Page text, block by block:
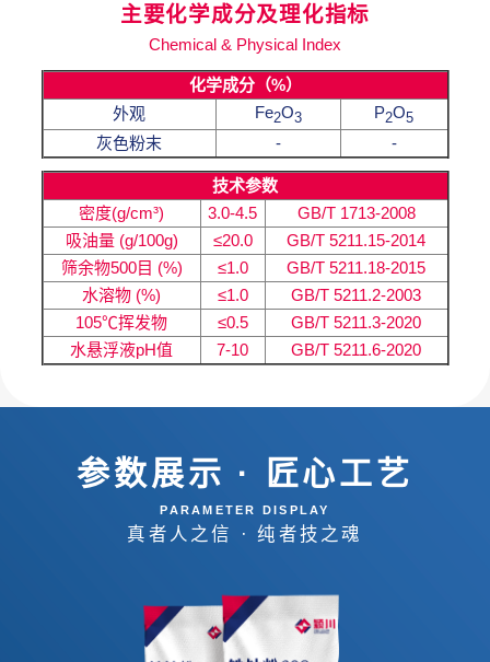
主要化学成分及理化指标
Chemical & Physical Index
化学成分（%）
外观
Fe2O3 P2O5
灰色粉末 - -
技术参数
密度(g/cm³)
3.0-4.5
GB/T 1713-2008
吸油量 (g/100g)
≤20.0
GB/T 5211.15-2014
筛余物500目 (%)
≤1.0
GB/T 5211.18-2015
水溶物 (%)
≤1.0
GB/T 5211.2-2003
105℃挥发物
≤0.5
GB/T 5211.3-2020
水悬浮液pH值
7-10 GB/T 5211.6-2020
参数展示 · 匠心工艺
PARAMETER DISPLAY
真者人之信 · 纯者技之魂